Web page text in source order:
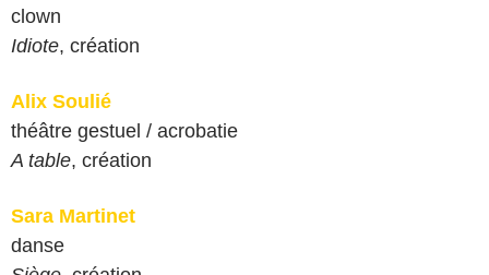
clown
Idiote, création
Alix Soulié
théâtre gestuel / acrobatie
A table, création
Sara Martinet
danse